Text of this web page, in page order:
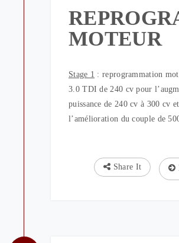
MOTEUR
Stage 1 : reprogrammation
3.0 TDI de 240 cv pour
puissance de 240 cv à 300 cv
l’amélioration du couple de
Share It